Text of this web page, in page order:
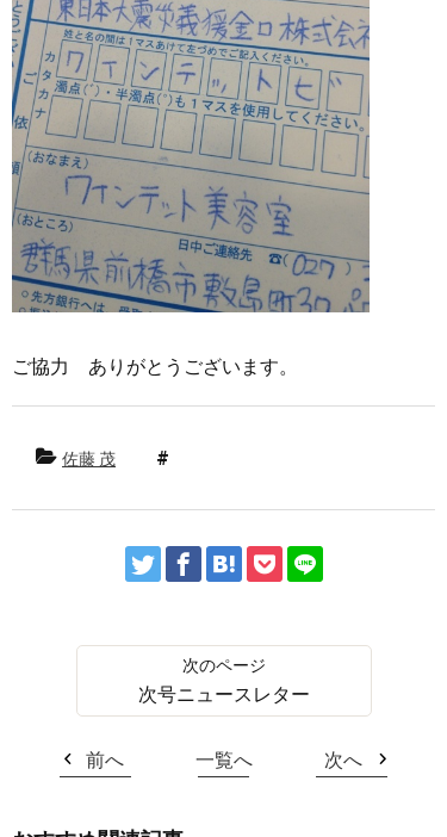
ご協力 ありがとうございます。
佐藤 茂
次号ニュースレター
前へ 一覧へ 次へ